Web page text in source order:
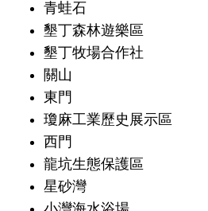
青蛙石
墾丁森林遊樂區
墾丁牧場合作社
關山
東門
瓊麻工業歷史展示區
西門
龍坑生態保護區
星砂灣